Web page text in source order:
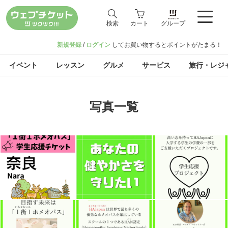
検索 カート グループ
新規登録 / ログイン してお買い物するとポイントがたまる！
イベント レッスン グルメ サービス 旅行・レジ
写真一覧